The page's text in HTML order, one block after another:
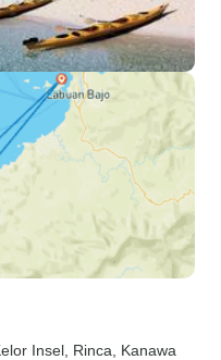
Insel , Rinca , Kanawa